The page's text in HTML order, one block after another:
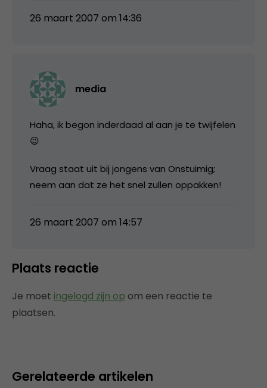
26 maart 2007 om 14:36
media
Haha, ik begon inderdaad al aan je te twijfelen
😉
Vraag staat uit bij jongens van Onstuimig;
neem aan dat ze het snel zullen oppakken!
26 maart 2007 om 14:57
Plaats reactie
Je moet ingelogd zijn op om een reactie te
plaatsen.
Gerelateerde artikelen